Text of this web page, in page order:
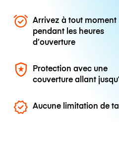
Arrivez à tout moment
pendant les heures
d’ouverture
Protection avec une
couverture allant
Aucune limitation de